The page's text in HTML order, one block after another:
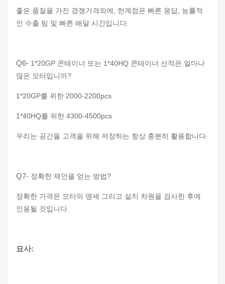
좋은 품질을 가진 경쟁가격외에, 한계점은 빠른 응답, 능률적
인 수출 팀 및 빠른 배달 시간입니다.
Q6- 1*20GP 콘테이너 또는 1*40HQ 콘테이너 선적은 얼마나
많은 모터입니까?
1*20GP를 위한 2000-2200pcs
1*40HQ를 위한 4300-4500pcs
우리는 공간을 고객을 위해 저장하는 항상 충분히 활용합니다.
Q7- 정확한 제안을 얻는 방법?
정확한 가격은 모터의 명세 그리고 설치 차원을 검사한 후에
인용될 것입니다.
묘사: